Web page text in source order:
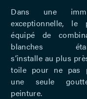
Dans une
exceptionnelle, le
équipé de
blanches
s’installe au plus
toile pour ne pas
une seule
peinture.